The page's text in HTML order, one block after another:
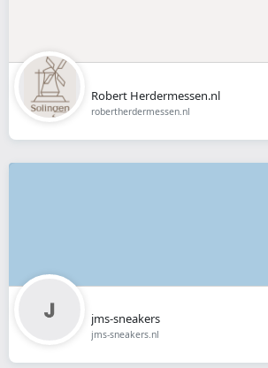
Robert Herdermessen.nl
robertherdermessen.nl
jms-sneakers
jms-sneakers.nl